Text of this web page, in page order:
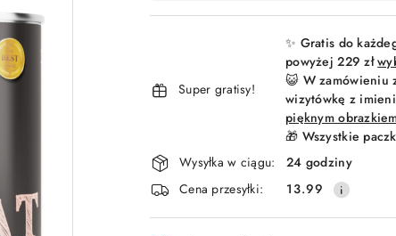
płatność
dostawa
Super gratisy!
✨ Gratis do
powyżej 229 zł
😺 W zamówieniu
wizytówkę z
pięknym
🎁 Wszystkie
Wysyłka w ciągu:
24 godziny
Cena przesyłki:
13.99